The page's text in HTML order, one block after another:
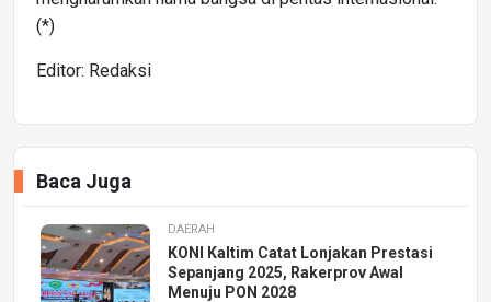
(*)
Editor: Redaksi
Baca Juga
DAERAH
KONI Kaltim Catat Lonjakan Prestasi
Sepanjang 2025, Rakerprov Awal
Menuju PON 2028